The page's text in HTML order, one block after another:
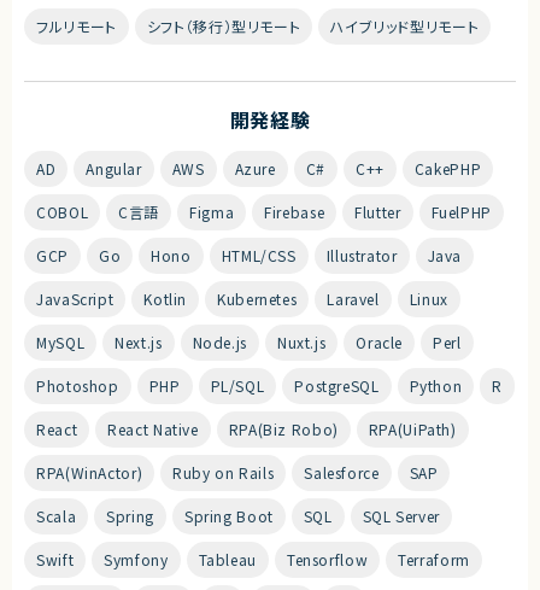
フルリモート シフト（移行）型リモート ハイブリッド型リモート
開発経験
AD Angular AWS Azure C# C++ CakePHP
COBOL C言語 Figma Firebase Flutter FuelPHP
GCP Go Hono HTML/CSS Illustrator Java
JavaScript Kotlin Kubernetes Laravel Linux
MySQL Next.js Node.js Nuxt.js Oracle Perl
Photoshop PHP PL/SQL PostgreSQL Python R
React React Native RPA(Biz Robo) RPA(UiPath)
RPA(WinActor) Ruby on Rails Salesforce SAP
Scala Spring Spring Boot SQL SQL Server
Swift Symfony Tableau Tensorflow Terraform